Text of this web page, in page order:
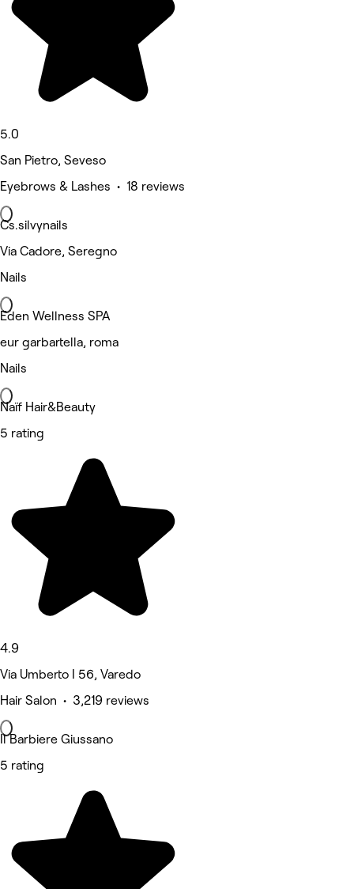
5.0
San Pietro, Seveso
Eyebrows & Lashes • 18 reviews
Cs.silvynails
Via Cadore, Seregno
Nails
Eden Wellness SPA
eur garbartella, roma
Nails
Naïf Hair&Beauty
5 rating
4.9
Via Umberto I 56, Varedo
Hair Salon • 3,219 reviews
Il Barbiere Giussano
5 rating